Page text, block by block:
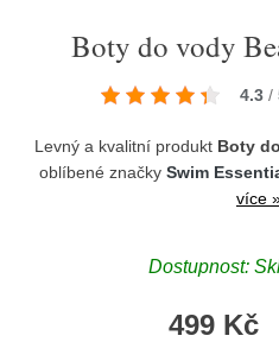
Boty do vody
4.3 /
Levný a kvalitní produkt Boty
oblíbené značky Swim
více
Dostupnost:
499 Kč